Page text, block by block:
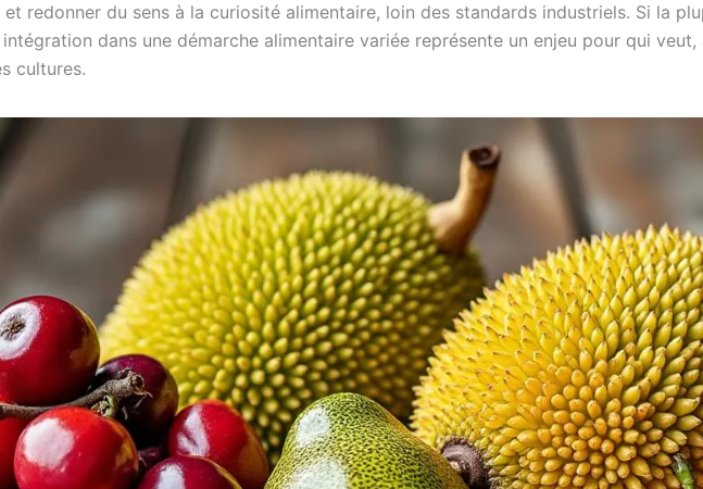
redonner du sens à la curiosité alimentaire, loin des standards industriels. Si la
dans une démarche alimentaire variée représente un enjeu pour qui
cultures.